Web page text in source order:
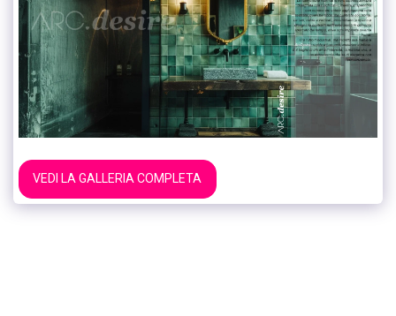
VEDI LA GALLERIA COMPLETA